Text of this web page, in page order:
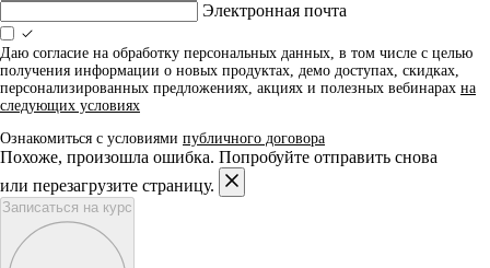
Электронная почта
Даю согласие на обработку персональных данных, в том числе с целью
получения информации о новых продуктах, демо доступах, скидках,
персонализированных предложениях, акциях и полезных вебинарах на
следующих условиях
Ознакомиться с условиями публичного договора
Похоже, произошла ошибка. Попробуйте отправить снова
или перезагрузите страницу.
Записаться на курс